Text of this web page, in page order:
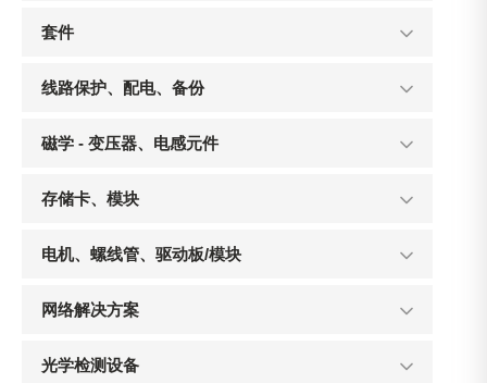
套件
线路保护、配电、备份
磁学 - 变压器、电感元件
存储卡、模块
电机、螺线管、驱动板/模块
网络解决方案
光学检测设备